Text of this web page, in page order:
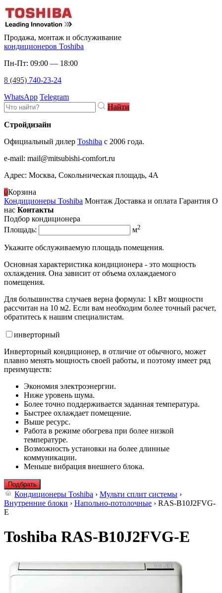
Продажа, монтаж и обслуживание
кондиционеров Toshiba
Пн-Пт: 09:00 — 18:00
8 (495) 740-23-24
WhatsApp Telegram
Найти
Стройдизайн
Официальный дилер Toshiba c 2006 года.
e-mail: mail@mitsubishi-comfort.ru
Адрес: Москва, Сокольническая площадь, 4А
0Корзина
Кондиционеры Toshiba Монтаж Доставка и оплата Гарантия О
нас Контакты
Подбор кондиционера
Площадь:
м2
Укажите обслуживаемую площадь помещения.
Основная характеристика кондиционера - это мощность
охлаждения. Она зависит от объема охлаждаемого
помещения.
Для большинства случаев верна формула: 1 кВт мощности
рассчитан на 10 м2. Если вам необходим более точный расчет,
обратитесь к нашим специалистам.
инверторный
Инверторный кондиционер, в отличие от обычного, может
плавно менять мощность своей работы, и поэтому имеет ряд
преимуществ:
Экономия электроэнергии.
Ниже уровень шума.
Более точно поддерживается заданная температура.
Быстрее охлаждает помещение.
Выше ресурс.
Работа в режиме обогрева при более низкой
температуре.
Возможность установки на более длинные
коммуникации.
Меньше вибрация внешнего блока.
Подбрать
Кондиционеры Toshiba › Мульти сплит системы ›
Внутренние блоки › Напольно-потолочные › RAS-B10J2FVG-
E
Toshiba RAS-B10J2FVG-E